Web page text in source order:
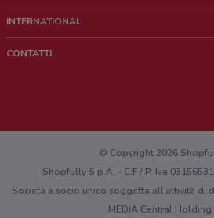
Chi siamo
Lavora con noi
Richieste commerciali e marketing
INTERNATIONAL
CONTATTI
Hai un malfunzionamento sul web o sull'app?
© Copyright 2026
Shopfully S.p.A. - C.F / P. Iva
Società a socio unico soggetta all’attività di
MEDIA Central Holding